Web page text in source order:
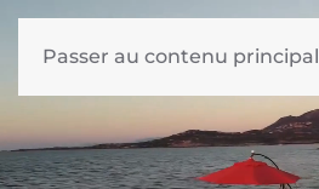
Passer au contenu principal